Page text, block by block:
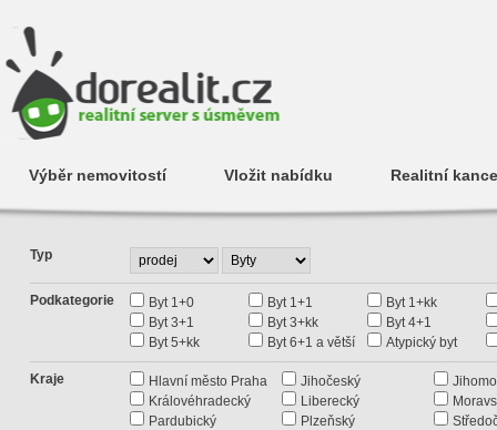
Výběr nemovitostí Vložit nabídku Realitní
Typ
Podkategorie Byt 1+0 Byt 1+1
Byt 1+kk
Byt 3+1
Byt 3+kk
Byt 4+1
Byt 5+kk
Byt 6+1 a větší Atypický byt
Kraje Hlavní město Praha Jihočeský
Královéhradecký
Liberecký
Pardubický
Plzeňský